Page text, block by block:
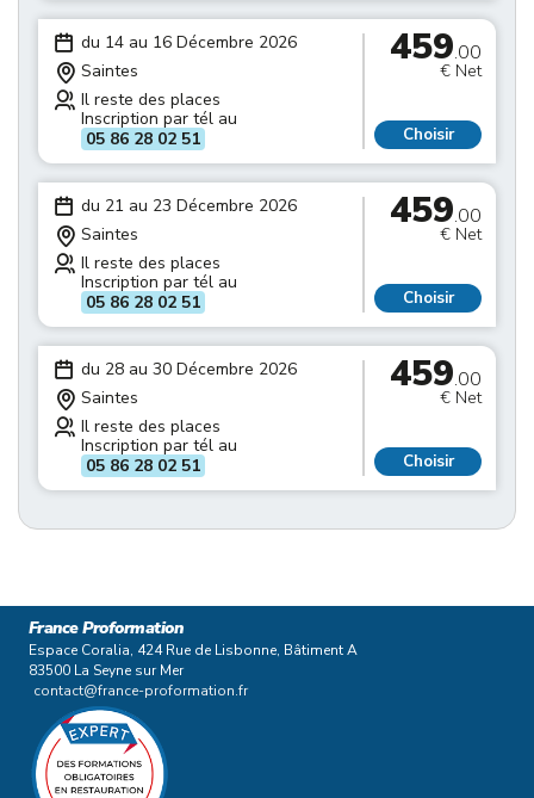
du 14 au 16 Décembre 2026
Saintes
Il reste des places
Inscription par tél au
05 86 28 02 51
459.00
€ Net
Choisir
du 21 au 23 Décembre 2026
Saintes
Il reste des places
Inscription par tél au
05 86 28 02 51
459.00
€ Net
Choisir
du 28 au 30 Décembre 2026
Saintes
Il reste des places
Inscription par tél au
05 86 28 02 51
459.00
€ Net
Choisir
France Proformation
Espace Coralia, 424 Rue de Lisbonne, Bâtiment A
83500 La Seyne sur Mer
contact@france-proformation.fr